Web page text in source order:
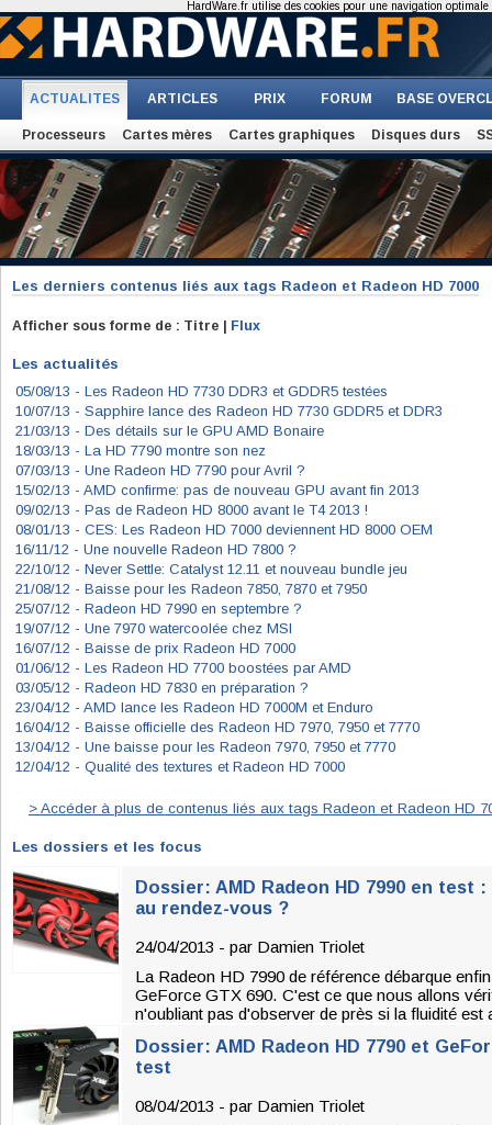
ACTUALITES ARTICLES PRIX FORUM BASE
Processeurs Cartes mères Cartes graphiques Disques durs
Les derniers contenus liés aux tags Radeon et Radeon HD 7000
Afficher sous forme de : Titre | Flux
Les actualités
05/08/13 - Les Radeon HD 7730 DDR3 et GDDR5 testées
10/07/13 - Sapphire lance des Radeon HD 7730 GDDR5 et DDR3
21/03/13 - Des détails sur le GPU AMD Bonaire
18/03/13 - La HD 7790 montre son nez
07/03/13 - Une Radeon HD 7790 pour Avril ?
15/02/13 - AMD confirme: pas de nouveau GPU avant fin 2013
09/02/13 - Pas de Radeon HD 8000 avant le T4 2013 !
08/01/13 - CES: Les Radeon HD 7000 deviennent HD 8000 OEM
16/11/12 - Une nouvelle Radeon HD 7800 ?
22/10/12 - Never Settle: Catalyst 12.11 et nouveau bundle jeu
21/08/12 - Baisse pour les Radeon 7850, 7870 et 7950
25/07/12 - Radeon HD 7990 en septembre ?
19/07/12 - Une 7970 watercoolée chez MSI
16/07/12 - Baisse de prix Radeon HD 7000
01/06/12 - Les Radeon HD 7700 boostées par AMD
03/05/12 - Radeon HD 7830 en préparation ?
23/04/12 - AMD lance les Radeon HD 7000M et Enduro
16/04/12 - Baisse officielle des Radeon HD 7970, 7950 et 7770
13/04/12 - Une baisse pour les Radeon 7970, 7950 et 7770
12/04/12 - Qualité des textures et Radeon HD 7000
> Accéder à plus de contenus liés aux tags Radeon et Radeon HD
Les dossiers et les focus
Dossier: AMD Radeon HD 7990 en
au rendez-vous ?
24/04/2013 - par Damien Triolet
La Radeon HD 7990 de référence débarque
GeForce GTX 690. C'est ce que nous allons
n'oubliant pas d'observer de près si la fluidité est
Dossier: AMD Radeon HD 7790 et
test
08/04/2013 - par Damien Triolet
HardWare.fr utilise des cookies pour une navigation